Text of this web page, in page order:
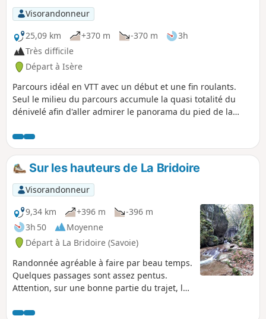
Visorandonneur
25,09 km
+370 m -370 m
3h
Très difficile
Départ à Isère
Parcours idéal en VTT avec un début et une fin roulants.
Seul le milieu du parcours accumule la quasi totalité du
dénivelé afin d'aller admirer le panorama du pied de la
Sur les hauteurs de La Bridoire
Visorandonneur
9,34 km
+396 m
-396 m
3h 50
Moyenne
Départ à La Bridoire (Savoie)
Randonnée agréable à faire par beau temps.
Quelques passages sont assez pentus.
Attention, sur une bonne partie du trajet, le
précautions, utilisez la carte ou la trace gps.